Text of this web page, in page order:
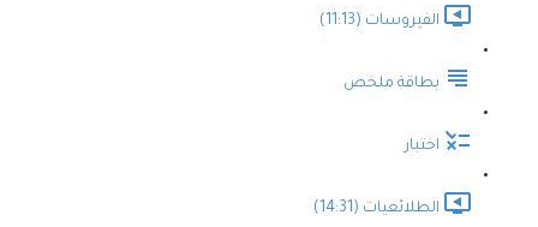
الفيروسات (11:13)
بطاقة ملخص
اختبار
الطلائعيات (14:31)